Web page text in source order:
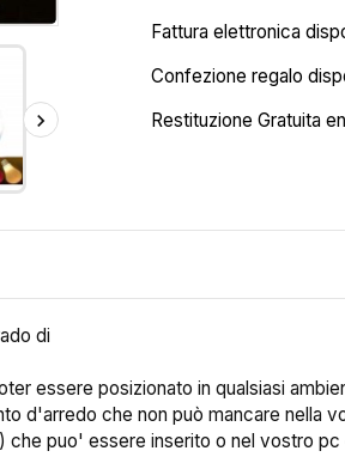
Fattura elettronica
Confezione regalo
Restituzione Gratuita
di
essere posizionato in qualsiasi
d'arredo che non può mancare nella
puo' essere inserito o nel vostro pc